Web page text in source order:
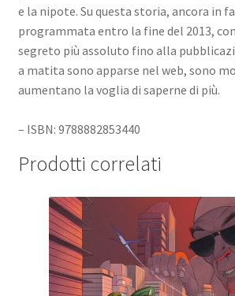
e la nipote. Su questa storia, ancora in
programmata entro la fine del 2013,
segreto più assoluto fino alla
a matita sono apparse nel web, sono
aumentano la voglia di saperne di più.
– ISBN: 9788882853440
Prodotti correlati